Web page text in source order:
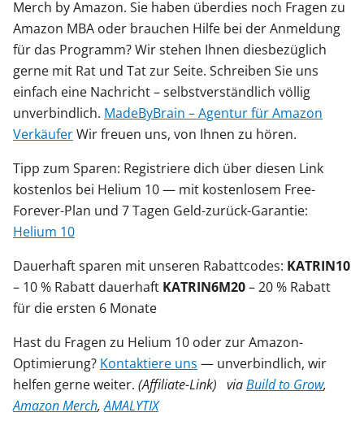
Merch by Amazon. Sie haben überdies noch Fragen zu
Amazon MBA oder brauchen Hilfe bei der Anmeldung
für das Programm? Wir stehen Ihnen diesbezüglich
gerne mit Rat und Tat zur Seite. Schreiben Sie uns
einfach eine Nachricht – selbstverständlich völlig
unverbindlich. MadeByBrain – Agentur für Amazon
VerkäuferWir freuen uns, von Ihnen zu hören.
Tipp zum Sparen: Registriere dich über diesen Link
kostenlos bei Helium 10 — mit kostenlosem Free-
Forever-Plan und 7 Tagen Geld-zurück-Garantie:
Helium 10
Dauerhaft sparen mit unseren Rabattcodes: KATRIN10
– 10 % Rabatt dauerhaft KATRIN6M20– 20 % Rabatt
für die ersten 6 Monate
Hast du Fragen zu Helium 10 oder zur Amazon-
Optimierung? Kontaktiere uns — unverbindlich, wir
helfen gerne weiter. (Affiliate-Link) viaBuild to Grow,
Amazon Merch, AMALYTIX